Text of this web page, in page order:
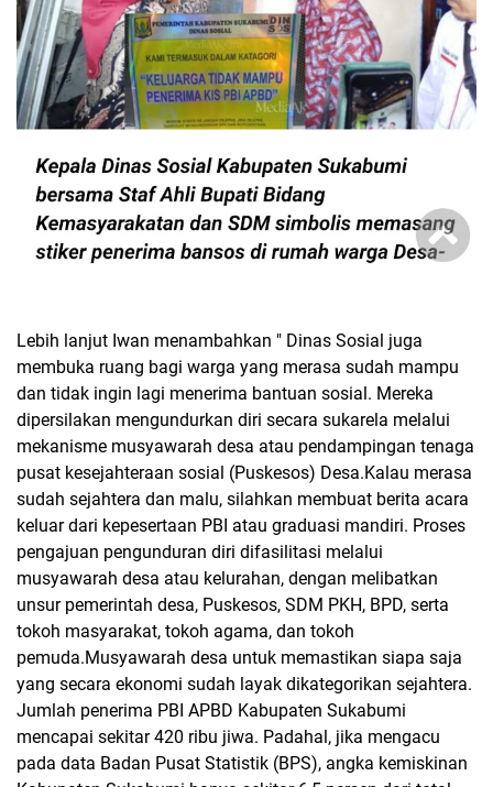
Lebih lanjut Iwan menambahkan " Dinas Sosial juga
membuka ruang bagi warga yang merasa sudah mampu
dan tidak ingin lagi menerima bantuan sosial. Mereka
dipersilakan mengundurkan diri secara sukarela melalui
mekanisme musyawarah desa atau pendampingan tenaga
pusat kesejahteraan sosial (Puskesos) Desa.Kalau merasa
sudah sejahtera dan malu, silahkan membuat berita acara
keluar dari kepesertaan PBI atau graduasi mandiri. Proses
pengajuan pengunduran diri difasilitasi melalui
musyawarah desa atau kelurahan, dengan melibatkan
unsur pemerintah desa, Puskesos, SDM PKH, BPD, serta
tokoh masyarakat, tokoh agama, dan tokoh
pemuda.Musyawarah desa untuk memastikan siapa saja
yang secara ekonomi sudah layak dikategorikan sejahtera.
Jumlah penerima PBI APBD Kabupaten Sukabumi
mencapai sekitar 420 ribu jiwa. Padahal, jika mengacu
pada data Badan Pusat Statistik (BPS), angka kemiskinan